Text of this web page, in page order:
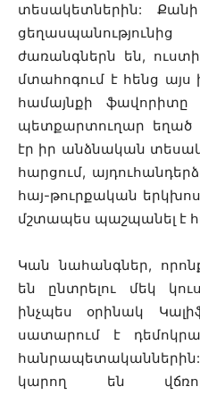
տեսակետներին:
ժառանգներն են,
մտահոգում է հենց այս
համայնքի ֆավորիտը
պետքարտուղար եղած
էր իր անձնական
հարցում,
հայ-թուրքական
մշտապես պաշպանել է
Կան նահանգներ,
են ընտրելու մեկ
ինչպես օրինակ
սատարում է
կարող են